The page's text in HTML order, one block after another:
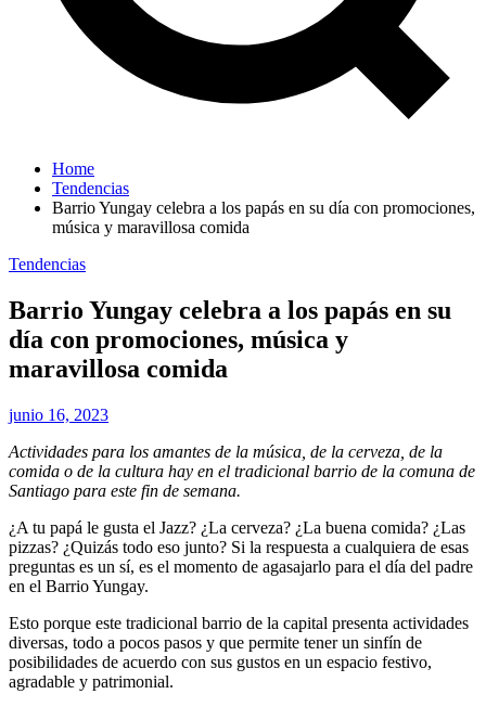
Home
Tendencias
Barrio Yungay celebra a los papás en su día con promociones,
música y maravillosa comida
Tendencias
Barrio Yungay celebra a los papás en su
día con promociones, música y
maravillosa comida
junio 16, 2023
Actividades para los amantes de la música, de la cerveza, de la
comida o de la cultura hay en el tradicional barrio de la comuna de
Santiago para este fin de semana.
¿A tu papá le gusta el Jazz? ¿La cerveza? ¿La buena comida? ¿Las
pizzas? ¿Quizás todo eso junto? Si la respuesta a cualquiera de esas
preguntas es un sí, es el momento de agasajarlo para el día del padre
en el Barrio Yungay.
Esto porque este tradicional barrio de la capital presenta actividades
diversas, todo a pocos pasos y que permite tener un sinfín de
posibilidades de acuerdo con sus gustos en un espacio festivo,
agradable y patrimonial.